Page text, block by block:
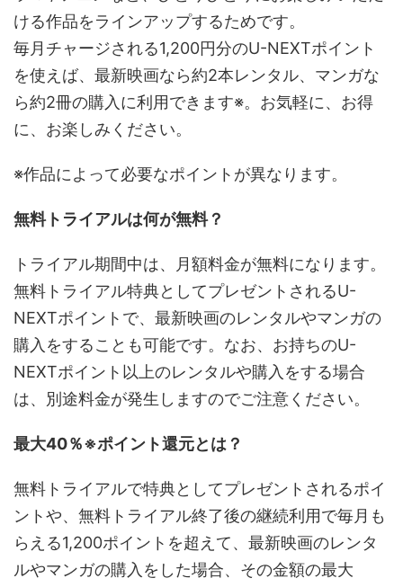
ける作品をラインアップするためです。
毎月チャージされる1,200円分のU-NEXTポイント
を使えば、最新映画なら約2本レンタル、マンガな
ら約2冊の購入に利用できます※。お気軽に、お得
に、お楽しみください。
※作品によって必要なポイントが異なります。
無料トライアルは何が無料？
トライアル期間中は、月額料金が無料になります。
無料トライアル特典としてプレゼントされるU-
NEXTポイントで、最新映画のレンタルやマンガの
購入をすることも可能です。なお、お持ちのU-
NEXTポイント以上のレンタルや購入をする場合
は、別途料金が発生しますのでご注意ください。
最大40％※ポイント還元とは？
無料トライアルで特典としてプレゼントされるポイ
ントや、無料トライアル終了後の継続利用で毎月も
らえる1,200ポイントを超えて、最新映画のレンタ
ルやマンガの購入をした場合、その金額の最大